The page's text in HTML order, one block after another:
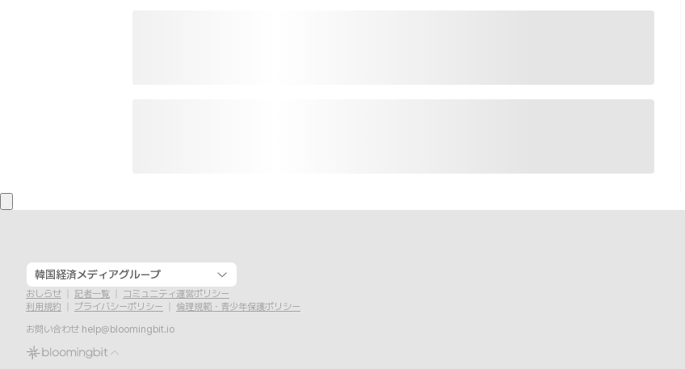
韓国経済メディアグループ
おしらせ 記者一覧
コミュニティ運営ポリシー
利用規約
プライバシーポリシー
倫理規範・青少年保護ポリシー
お問い合わせ help@bloomingbit.io